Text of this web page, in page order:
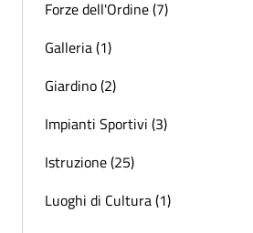
Forze dell'Ordine (7)
Galleria (1)
Giardino (2)
Impianti Sportivi (3)
Istruzione (25)
Luoghi di Cultura (1)